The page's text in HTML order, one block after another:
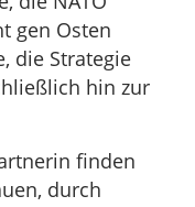
gen Osten
die Strategie
hin zur
finden
durch